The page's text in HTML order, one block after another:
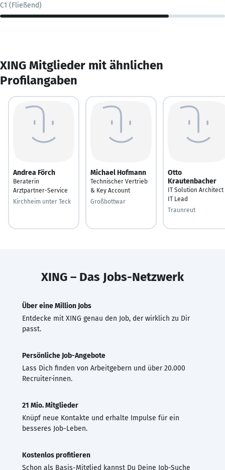
C1 (Fließend)
XING Mitglieder mit ähnlichen
Profilangaben
Andrea Förch
Beraterin
Arztpartner-Service
Kirchheim unter Teck
Michael Hofmann
Technischer Vertrieb
& Key Account
Großbottwar
Otto
Krautenbacher
IT Solution
IT Lead
Traunreut
XING – Das Jobs-Netzwerk
Über eine Million Jobs
Entdecke mit XING genau den Job, der wirklich zu Dir
passt.
Persönliche Job-Angebote
Lass Dich finden von Arbeitgebern und über 20.000
Recruiter·innen.
21 Mio. Mitglieder
Knüpf neue Kontakte und erhalte Impulse für ein
besseres Job-Leben.
Kostenlos profitieren
Schon als Basis-Mitglied kannst Du Deine Job-Suche